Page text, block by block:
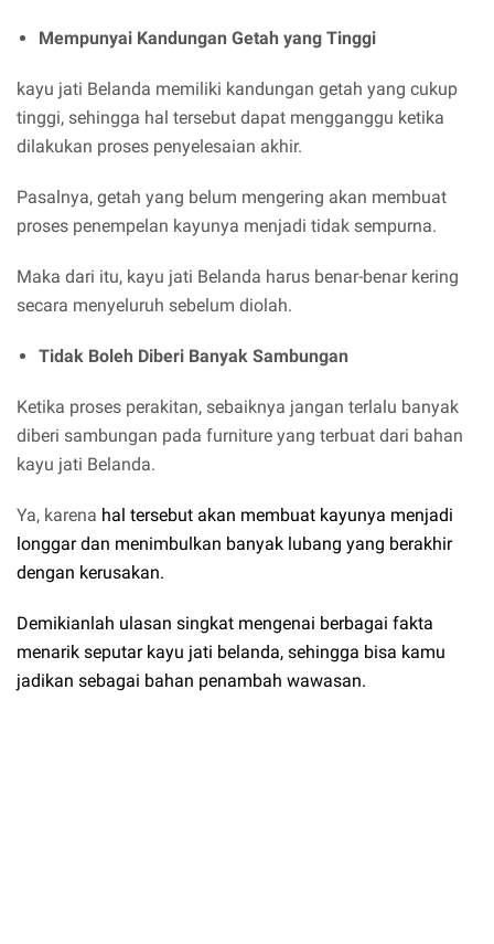
Mempunyai Kandungan Getah yang Tinggi
kayu jati Belanda memiliki kandungan getah yang cukup
tinggi, sehingga hal tersebut dapat mengganggu ketika
dilakukan proses penyelesaian akhir.
Pasalnya, getah yang belum mengering akan membuat
proses penempelan kayunya menjadi tidak sempurna.
Maka dari itu, kayu jati Belanda harus benar-benar kering
secara menyeluruh sebelum diolah.
Tidak Boleh Diberi Banyak Sambungan
Ketika proses perakitan, sebaiknya jangan terlalu banyak
diberi sambungan pada furniture yang terbuat dari bahan
kayu jati Belanda.
Ya, karena hal tersebut akan membuat kayunya menjadi
longgar dan menimbulkan banyak lubang yang berakhir
dengan kerusakan.
Demikianlah ulasan singkat mengenai berbagai fakta
menarik seputar kayu jati belanda, sehingga bisa kamu
jadikan sebagai bahan penambah wawasan.